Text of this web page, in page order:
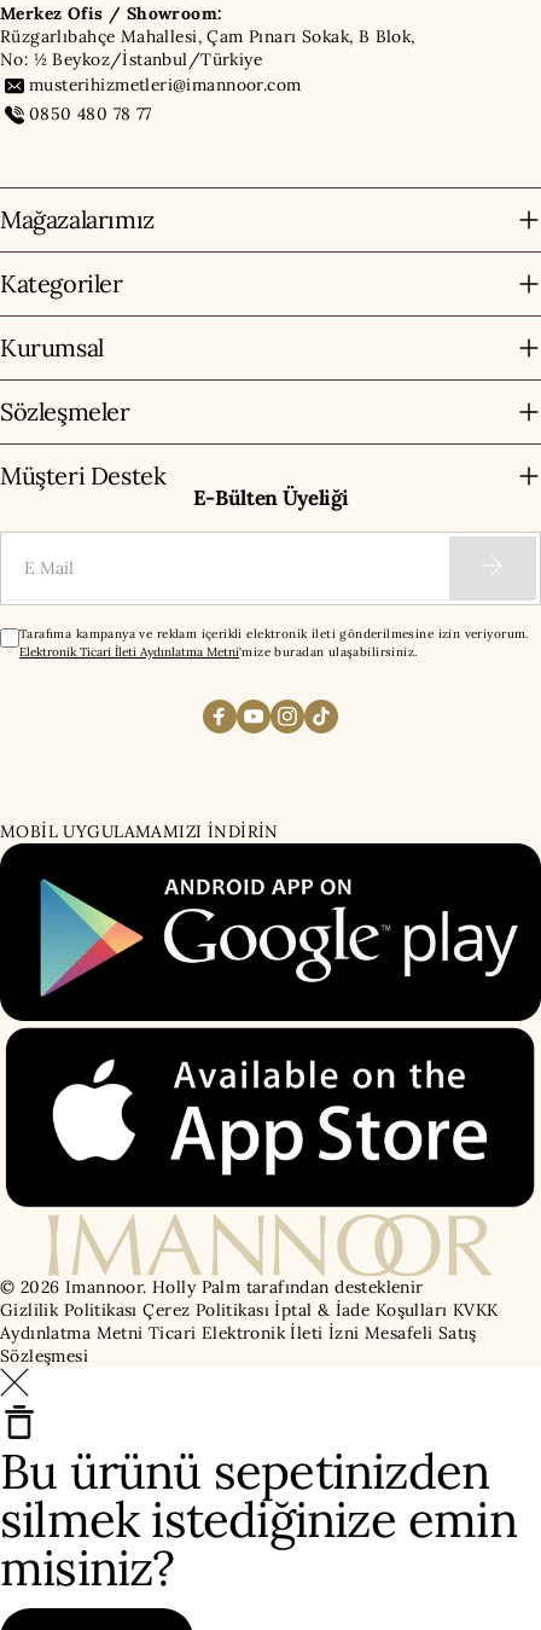
Merkez Ofis / Showroom:
Rüzgarlıbahçe Mahallesi, Çam Pınarı Sokak, B Blok,
No: ½ Beykoz/İstanbul/Türkiye
musterihizmetleri@imannoor.com
0850 480 78 77
Mağazalarımız
Kategoriler
Kurumsal
Sözleşmeler
Müşteri Destek
E-Bülten Üyeliği
Tarafıma kampanya ve reklam içerikli elektronik ileti gönderilmesine izin veriyorum.
Elektronik Ticari İleti Aydınlatma Metni'mize buradan ulaşabilirsiniz.
MOBİL UYGULAMAMIZI İNDİRİN
© 2026 Imannoor.Holly Palm tarafından desteklenir
Gizlilik Politikası Çerez Politikası İptal & İade Koşulları KVKK
Aydınlatma Metni Ticari Elektronik İleti İzni Mesafeli Satış
Sözleşmesi
Bu ürünü sepetinizden
silmek istediğinize emin
misiniz?